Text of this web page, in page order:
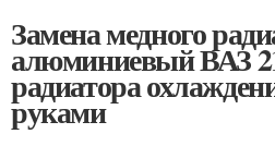
Замена медного
алюминиевый ВАЗ
радиатора
руками